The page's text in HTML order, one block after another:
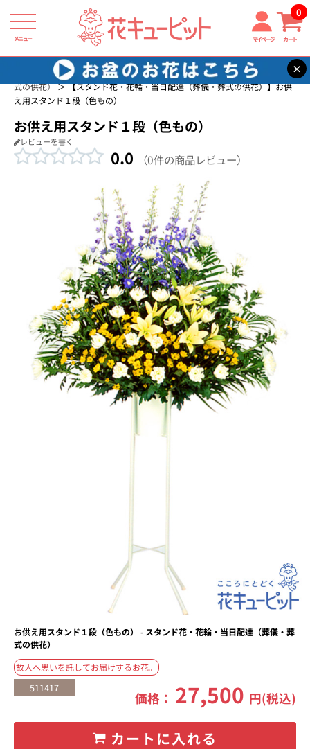
メニュー マイページ カート
0
×
花キューピット スタンド花
スタンド花・花輪・当日配達（葬儀・葬
式の供花）
【スタンド花・花輪・当日配達（葬儀・葬式の供花）】お供
え用スタンド１段（色もの）
お供え用スタンド１段（色もの）
レビューを書く
0.0 （0件の商品レビュー）
お供え用スタンド１段（色もの） - スタンド花・花輪・当日配達（葬儀・葬
式の供花）
故人へ思いを託してお届けするお花。
511417
価格： 27,500 円(税込)
カートに入れる